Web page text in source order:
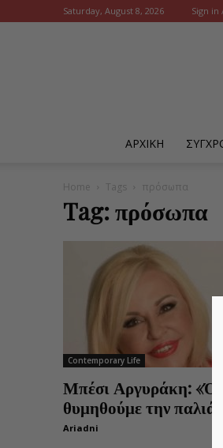
Saturday, August 8, 2026 Sign in
ΑΡΧΙΚΗ
Home Tags πρόσωπα
Tag: πρόσωπα
Contemporary Life
Μπέσι Αργυράκη:
θυμηθούμε την παλιά
Ariadni